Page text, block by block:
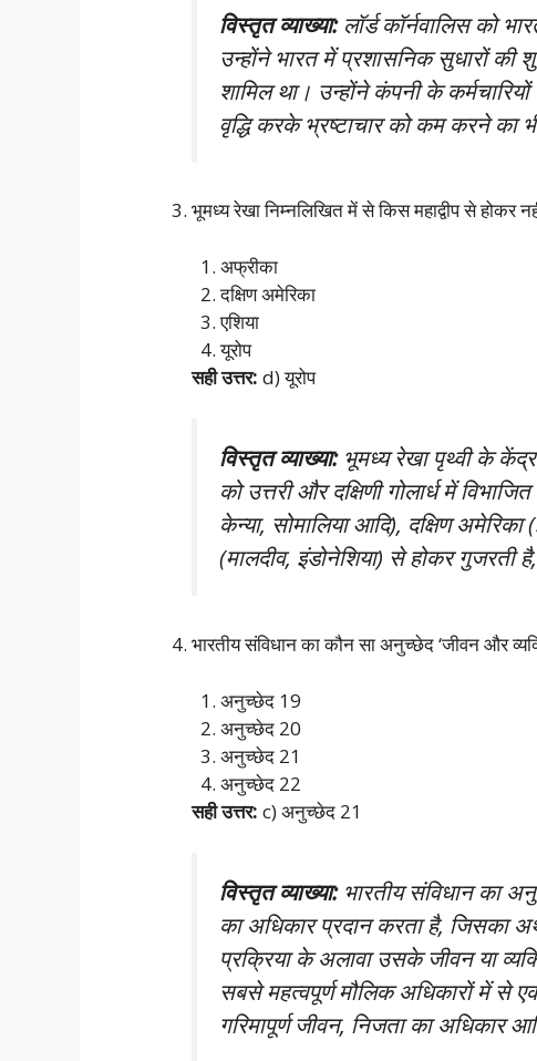
विस्तृत व्याख्या:लॉर्ड कॉर्नवालिस को
उन्होंने भारत में प्रशासनिक सुधारों
शामिल था। उन्होंने कंपनी के
वृद्धि करके भ्रष्टाचार को कम करने का
भूमध्य रेखा निम्नलिखित में से किस महाद्वीप से होकर
अफ्रीका
दक्षिण अमेरिका
एशिया
यूरोप
सही उत्तर: d) यूरोप
विस्तृत व्याख्या:भूमध्य रेखा पृथ्वी के
को उत्तरी और दक्षिणी गोलार्ध में
केन्या, सोमालिया आदि), दक्षिण
(मालदीव, इंडोनेशिया) से होकर गुजरती
भारतीय संविधान का कौन सा अनुच्छेद ‘जीवन और
अनुच्छेद 19
अनुच्छेद 20
अनुच्छेद 21
अनुच्छेद 22
सही उत्तर: c) अनुच्छेद 21
विस्तृत व्याख्या:भारतीय संविधान का
का अधिकार प्रदान करता है, जिसका
प्रक्रिया के अलावा उसके जीवन या
सबसे महत्वपूर्ण मौलिक अधिकारों में से
गरिमापूर्ण जीवन, निजता का अधिकार